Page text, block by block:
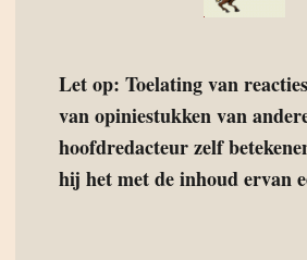
Let op: Toelating van
van opiniestukken van
hoofdredacteur zelf
hij het met de inhoud ervan